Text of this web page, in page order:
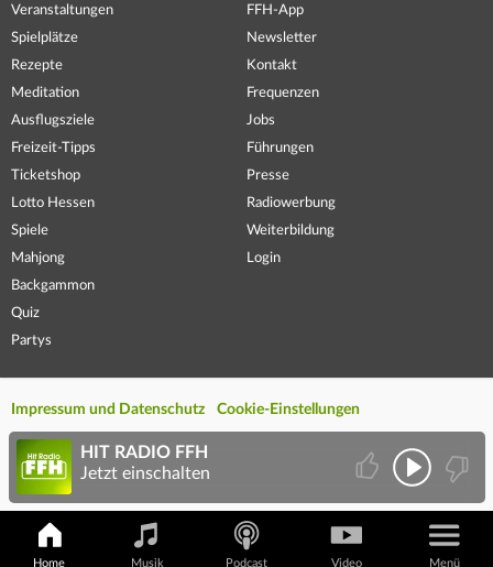
Veranstaltungen
Spielplätze
Rezepte
Meditation
Ausflugsziele
Freizeit-Tipps
Ticketshop
Lotto Hessen
Spiele
Mahjong
Backgammon
Quiz
Partys
FFH-App
Newsletter
Kontakt
Frequenzen
Jobs
Führungen
Presse
Radiowerbung
Weiterbildung
Login
Impressum und Datenschutz Cookie-Einstellungen
Home Musik Podcast Video Menü
HIT RADIO FFH
Jetzt einschalten